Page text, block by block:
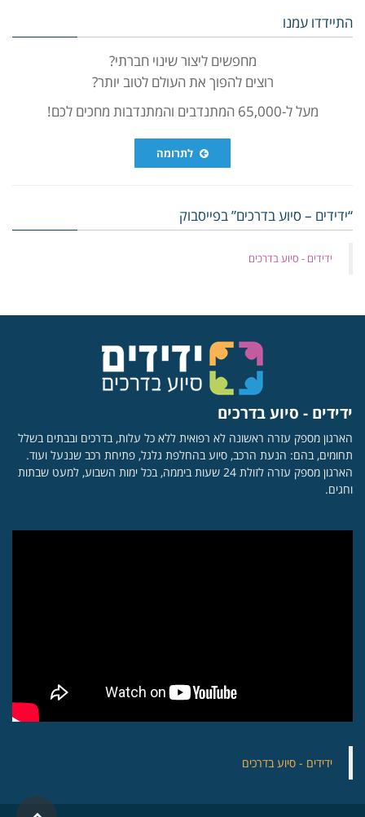
התיידדו עמנו
מחפשים ליצור שינוי חברתי?
רוצים להפוך את העולם לטוב יותר?
מעל ל-65,000 המתנדבים והמתנדבות מחכים לכם!
לתרומה
“ידידים – סיוע בדרכים” בפייסבוק
‏ידידים - סיוע בדרכים
ידידים - סיוע בדרכים
הארגון מספק עזרה ראשונה לא רפואית ללא כל עלות, בדרכים ובבתים בשלל
תחומים, בהם: הנעת הרכב, סיוע בהחלפת גלגל, פתיחת רכב שננעל ועוד.
הארגון מספק עזרה לזולת 24 שעות ביממה, בכל ימות השבוע, למעט שבתות
וחגים.
‏ידידים - סיוע בדרכים